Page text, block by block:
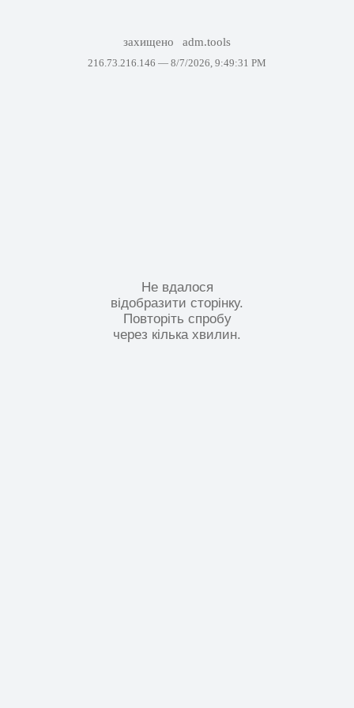
захищено adm.tools
216.73.216.146 — 8/7/2026, 9:49:31 PM
Не вдалося
відобразити сторінку.
Повторіть спробу
через кілька хвилин.